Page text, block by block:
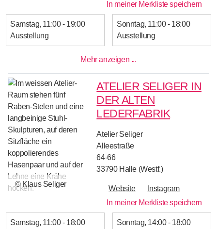
In meiner Merkliste speichern
Samstag 11:00 - 19:00
Ausstellung
Sonntag 11:00 - 18:00
Ausstellung
Mehr anzeigen ...
© Klaus Seliger
ATELIER SELIGER IN
DER ALTEN
LEDERFABRIK
Atelier Seliger
Alleestraße
64-66
33790 Halle (Westf.)
Website
Instagram
In meiner Merkliste speichern
Samstag 11:00 - 18:00
Sonntag 14:00 - 18:00